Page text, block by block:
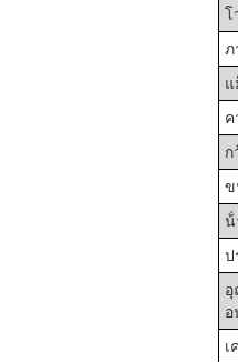
โ
ภ
แ
ก
ข
น้ํ
ป
เ